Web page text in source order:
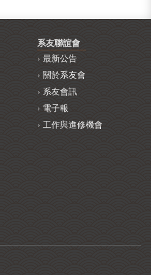
系友聯誼會
最新公告
關於系友會
系友會訊
電子報
工作與進修機會